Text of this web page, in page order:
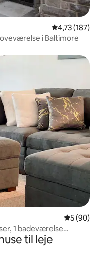
4,73 ud af 5 i
4,73 (187)
i Baltimore
5 ud af 5 i
5 (90)
1 badeværelse
til leje